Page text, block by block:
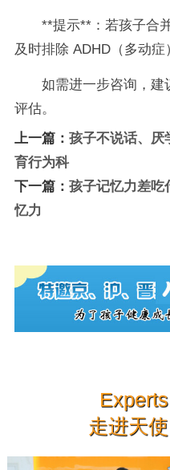
**提示**：若孩子合
及时排除 ADHD（多动症
如需进一步咨询，建
评估。
上一篇： 孩子不说话、厌
育行为科
下一篇： 孩子记忆力差吃
忆力
Experts
走进天使